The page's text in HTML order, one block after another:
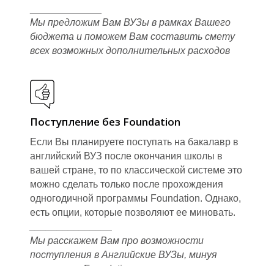
И
Мы предложим Вам ВУЗы в рамках Вашего
бюджета и поможем Вам составить смету
всех возможных дополнительных расходов
Поступление без Foundation
Если Вы планируете поступать на бакалавр в
английский ВУЗ после окончания школы в
вашей стране, то по классической системе это
можно сделать только после прохождения
одногодичной программы Foundation. Однако,
есть опции, которые позволяют ее миновать.
Мы расскажем Вам про возможности
поступления в Английские ВУЗы, минуя